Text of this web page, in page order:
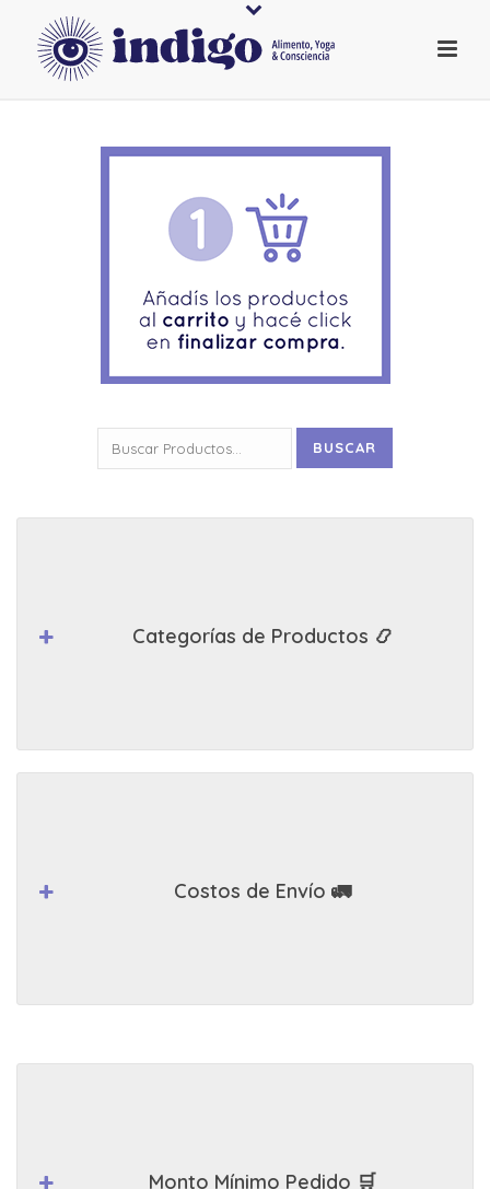
por:
BUSCAR
Categorías de Productos 📿
Costos de Envío 🚛
Monto Mínimo Pedido 🛒